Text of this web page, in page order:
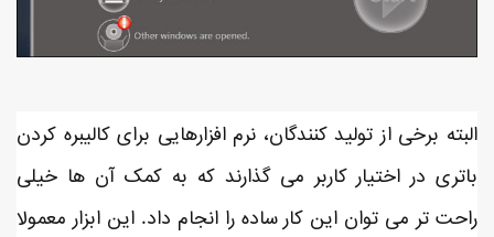
البته برخی از تولید کنندگان، نرم افزارهایی برای کالیبره کردن
باتری در اختیار کاربر می گذارند که به کمک آن ها خیلی
راحت تر می توان این کار ساده را انجام داد. این ابزار معمولا